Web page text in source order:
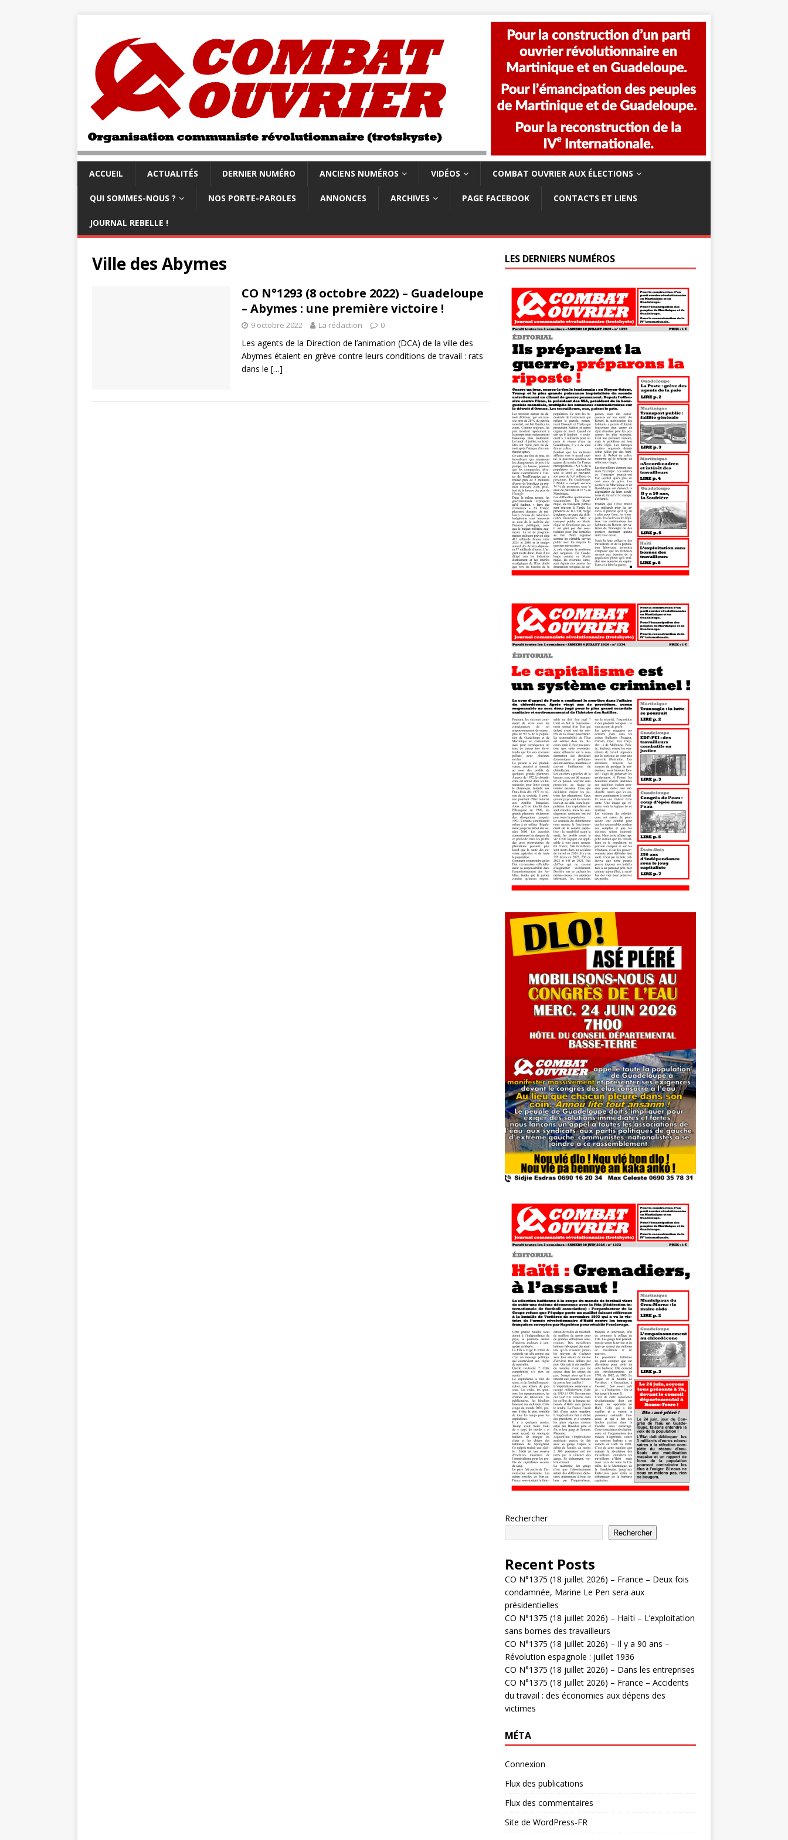
ACCUEIL ACTUALITÉS DERNIER NUMÉRO ANCIENS NUMÉROS VIDÉOS COMBAT OUVRIER AUX ÉLECTIONS
QUI SOMMES-NOUS ? NOS PORTE-PAROLES ANNONCES ARCHIVES PAGE FACEBOOK CONTACTS ET LIENS
JOURNAL REBELLE !
Ville des Abymes
CO N°1293 (8 octobre 2022) – Guadeloupe
– Abymes : une première victoire !
9 octobre 2022 La rédaction 0
Les agents de la Direction de l’animation (DCA) de la ville des
Abymes étaient en grève contre leurs conditions de travail : rats
dans le […]
LES DERNIERS NUMÉROS
Rechercher
Rechercher
Recent Posts
CO N°1375 (18 juillet 2026) – France – Deux fois
condamnée, Marine Le Pen sera aux
présidentielles
CO N°1375 (18 juillet 2026) – Haïti – L’exploitation
sans bornes des travailleurs
CO N°1375 (18 juillet 2026) – Il y a 90 ans –
Révolution espagnole : juillet 1936
CO N°1375 (18 juillet 2026) – Dans les entreprises
CO N°1375 (18 juillet 2026) – France – Accidents
du travail : des économies aux dépens des
victimes
MÉTA
Connexion
Flux des publications
Flux des commentaires
Site de WordPress-FR